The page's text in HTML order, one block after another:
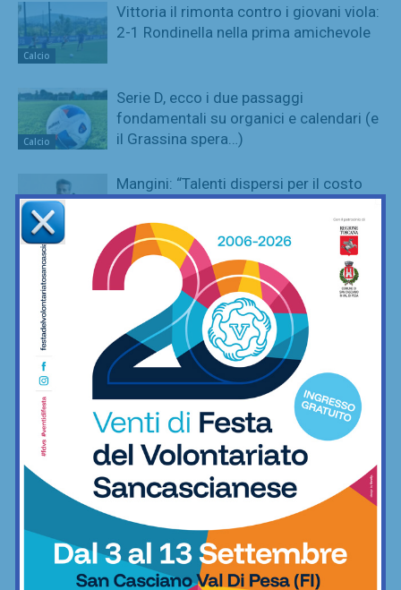
Calcio
Vittoria il rimonta contro i giovani viola:
2-1 Rondinella nella prima amichevole
Calcio
Serie D, ecco i due passaggi
fondamentali su organici e calendari (e
il Grassina spera…)
Calcio
Mangini: “Talenti dispersi per il costo
delle scuole calcio? Non vorrei si
pensasse davvero questo”
Calcio
Il Grassina aggiunge tre giovani innesti:
Errunghi, Castellucci e Mastrolia
Calcio
Il Montespertoli si prepara a una nuova
stagione di Eccellenza: dal 7 agosto
gialloverdi al lavoro